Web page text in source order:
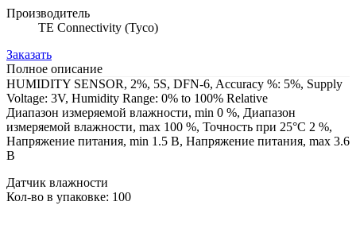
Производитель
TE Connectivity (Tyco)
Заказать
Полное описание
HUMIDITY SENSOR, 2%, 5S, DFN-6, Accuracy %: 5%, Supply
Voltage: 3V, Humidity Range: 0% to 100% Relative
Диапазон измеряемой влажности, min 0 %, Диапазон
измеряемой влажности, max 100 %, Точность при 25°C 2 %,
Напряжение питания, min 1.5 В, Напряжение питания, max 3.6
В
Датчик влажности
Кол-во в упаковке: 100